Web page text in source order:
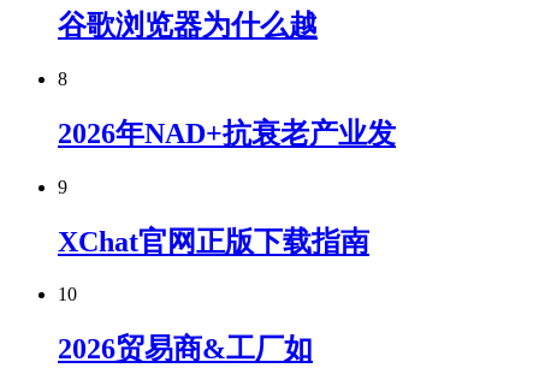
谷歌浏览器为什么越
8
2026年NAD+抗衰老产业发
9
XChat官网正版下载指南
10
2026贸易商&工厂如